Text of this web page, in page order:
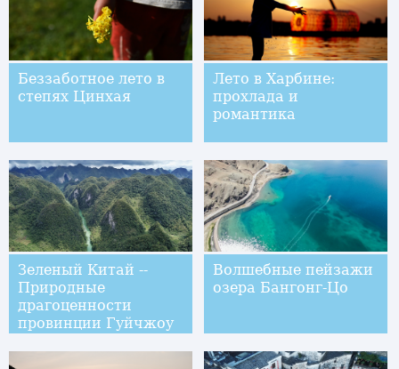
Беззаботное лето в
степях Цинхая
Лето в Харбине:
прохлада и
романтика
Зеленый Китай --
Природные
драгоценности
провинции Гуйчжоу
Волшебные пейзажи
озера Бангонг-Цо